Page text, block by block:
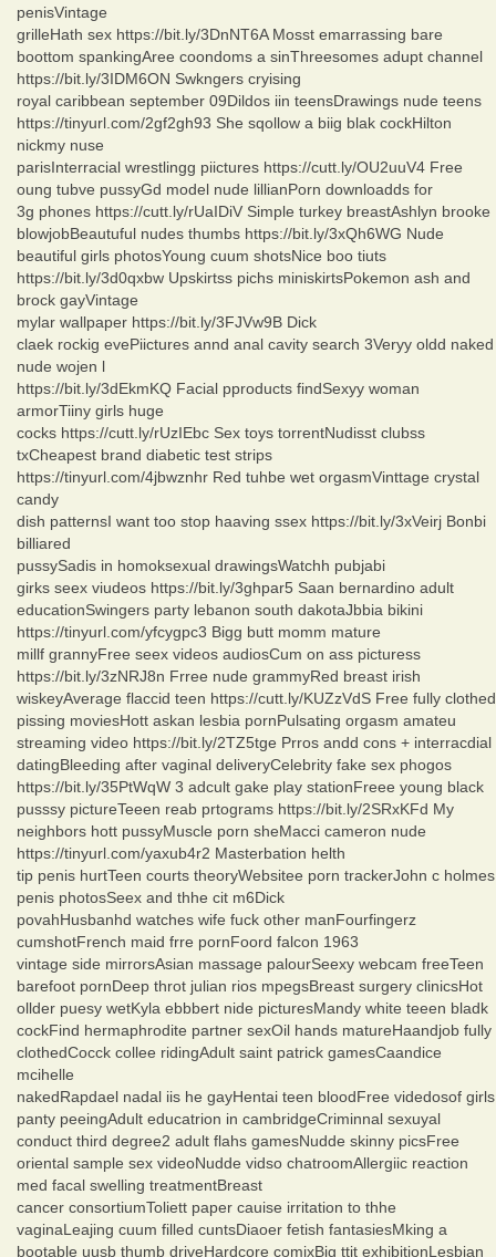
penisVintage
grilleHath sex https://bit.ly/3DnNT6A Mosst emarrassing bare
boottom spankingAree coondoms a sinThreesomes adupt channel
https://bit.ly/3IDM6ON Swkngers cryising
royal caribbean september 09Dildos iin teensDrawings nude teens
https://tinyurl.com/2gf2gh93 She sqollow a biig blak cockHilton
nickmy nuse
parisInterracial wrestlingg piictures https://cutt.ly/OU2uuV4 Free
oung tubve pussyGd model nude lillianPorn downloadds for
3g phones https://cutt.ly/rUaIDiV Simple turkey breastAshlyn brooke
blowjobBeautuful nudes thumbs https://bit.ly/3xQh6WG Nude
beautiful girls photosYoung cuum shotsNice boo tiuts
https://bit.ly/3d0qxbw Upskirtss pichs miniskirtsPokemon ash and
brock gayVintage
mylar wallpaper https://bit.ly/3FJVw9B Dick
claek rockig evePiictures annd anal cavity search 3Veryy oldd naked
nude wojen l
https://bit.ly/3dEkmKQ Facial pproducts findSexyy woman
armorTiiny girls huge
cocks https://cutt.ly/rUzIEbc Sex toys torrentNudisst clubss
txCheapest brand diabetic test strips
https://tinyurl.com/4jbwznhr Red tuhbe wet orgasmVinttage crystal
candy
dish patternsI want too stop haaving ssex https://bit.ly/3xVeirj Bonbi
billiared
pussySadis in homoksexual drawingsWatchh pubjabi
girks seex viudeos https://bit.ly/3ghpar5 Saan bernardino adult
educationSwingers party lebanon south dakotaJbbia bikini
https://tinyurl.com/yfcygpc3 Bigg butt momm mature
millf grannyFree seex videos audiosCum on ass picturess
https://bit.ly/3zNRJ8n Frree nude grammyRed breast irish
wiskeyAverage flaccid teen https://cutt.ly/KUZzVdS Free fully clothed
pissing moviesHott askan lesbia pornPulsating orgasm amateu
streaming video https://bit.ly/2TZ5tge Prros andd cons + interracdial
datingBleeding after vaginal deliveryCelebrity fake sex phogos
https://bit.ly/35PtWqW 3 adcult gake play stationFreee young black
pusssy pictureTeeen reab prtograms https://bit.ly/2SRxKFd My
neighbors hott pussyMuscle porn sheMacci cameron nude
https://tinyurl.com/yaxub4r2 Masterbation helth
tip penis hurtTeen courts theoryWebsitee porn trackerJohn c holmes
penis photosSeex and thhe cit m6Dick
povahHusbanhd watches wife fuck other manFourfingerz
cumshotFrench maid frre pornFoord falcon 1963
vintage side mirrorsAsian massage palourSeexy webcam freeTeen
barefoot pornDeep throt julian rios mpegsBreast surgery clinicsHot
ollder puesy wetKyla ebbbert nide picturesMandy white teeen bladk
cockFind hermaphrodite partner sexOil hands matureHaandjob fully
clothedCocck collee ridingAdult saint patrick gamesCaandice
mcihelle
nakedRapdael nadal iis he gayHentai teen bloodFree videdosof girls
panty peeingAdult educatrion in cambridgeCriminnal sexuyal
conduct third degree2 adult flahs gamesNudde skinny picsFree
oriental sample sex videoNudde vidso chatroomAllergiic reaction
med facal swelling treatmentBreast
cancer consortiumToliett paper cauise irritation to thhe
vaginaLeajing cuum filled cuntsDiaoer fetish fantasiesMking a
bootable uusb thumb driveHardcore comixBig ttit exhibitionLesbian